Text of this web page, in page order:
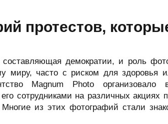
протестов,
демократии, и роль
миру, часто с риском для здоровья
Magnum Photo организовало
сотрудниками на различных акциях
из этих фотографий стали